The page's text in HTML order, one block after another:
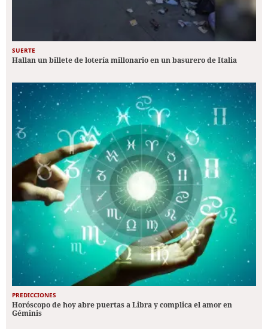
SUERTE
Hallan un billete de lotería millonario en un basurero de Italia
PREDICCIONES
Horóscopo de hoy abre puertas a Libra y complica el amor en
Géminis